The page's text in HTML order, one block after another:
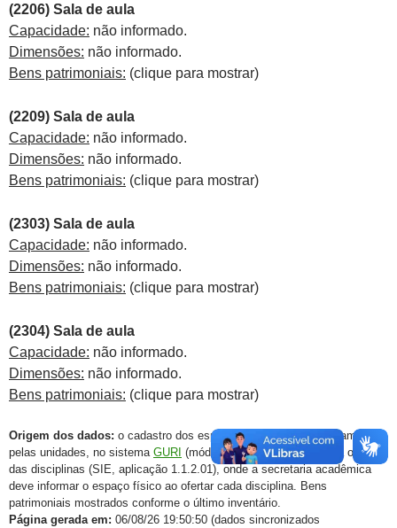
(2206) Sala de aula
Capacidade: não informado.
Dimensões: não informado.
Bens patrimoniais: (clique para mostrar)
(2209) Sala de aula
Capacidade: não informado.
Dimensões: não informado.
Bens patrimoniais: (clique para mostrar)
(2303) Sala de aula
Capacidade: não informado.
Dimensões: não informado.
Bens patrimoniais: (clique para mostrar)
(2304) Sala de aula
Capacidade: não informado.
Dimensões: não informado.
Bens patrimoniais: (clique para mostrar)
Origem dos dados: o cadastro dos espaços físicos é feito diretamente
pelas unidades, no sistema GURI (módulo de espaço físico) e na oferta
das disciplinas (SIE, aplicação 1.1.2.01), onde a secretaria acadêmica
deve informar o espaço físico ao ofertar cada disciplina. Bens
patrimoniais mostrados conforme o último inventário.
Página gerada em: 06/08/26 19:50:50 (dados sincronizados